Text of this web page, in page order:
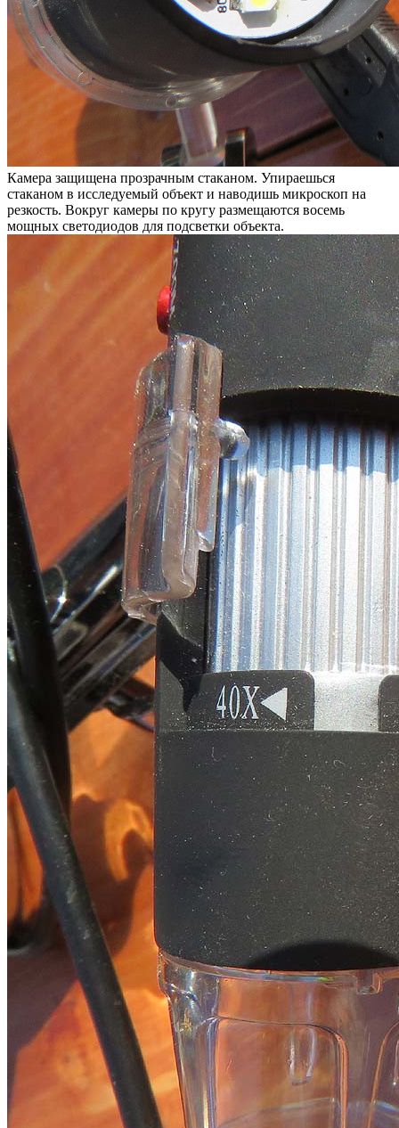
Камера защищена прозрачным стаканом. Упираешься
стаканом в исследуемый объект и наводишь микроскоп на
резкость. Вокруг камеры по кругу размещаются восемь
мощных светодиодов для подсветки объекта.